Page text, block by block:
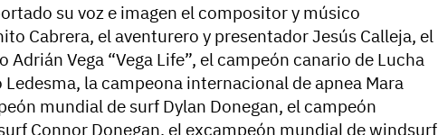
su voz e imagen el compositor y músico
Cabrera, el aventurero y presentador Jesús Calleja, el
Adrián Vega “Vega Life”, el campeón canario de Lucha
Ledesma, la campeona internacional de apnea Mara
mundial de surf Dylan Donegan, el campeón
Connor Donegan, el excampeón mundial de windsurf